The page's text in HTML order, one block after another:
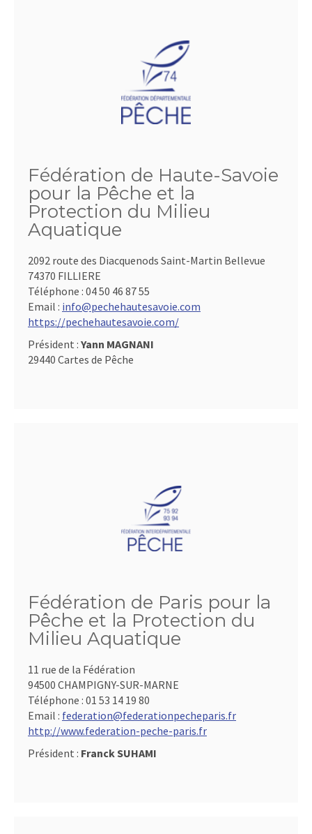
Fédération de Haute-Savoie
pour la Pêche et la
Protection du Milieu
Aquatique
2092 route des Diacquenods Saint-Martin Bellevue
74370 FILLIERE
Téléphone : 04 50 46 87 55
Email : info@pechehautesavoie.com
https://pechehautesavoie.com/
Président : Yann MAGNANI
29440 Cartes de Pêche
Fédération de Paris pour la
Pêche et la Protection du
Milieu Aquatique
11 rue de la Fédération
94500 CHAMPIGNY-SUR-MARNE
Téléphone : 01 53 14 19 80
Email : federation@federationpecheparis.fr
http://www.federation-peche-paris.fr
Président : Franck SUHAMI